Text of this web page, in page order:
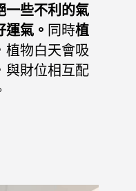
一些不利的氣
氣。 同時植
植物白天會吸
與財位相互配